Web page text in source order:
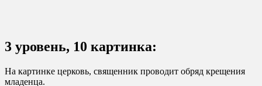
3 уровень, 10 картинка:
На картинке церковь, священник проводит обряд крещения
младенца.